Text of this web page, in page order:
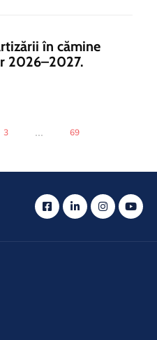
în cămine
2026–2027.
3 ... 69